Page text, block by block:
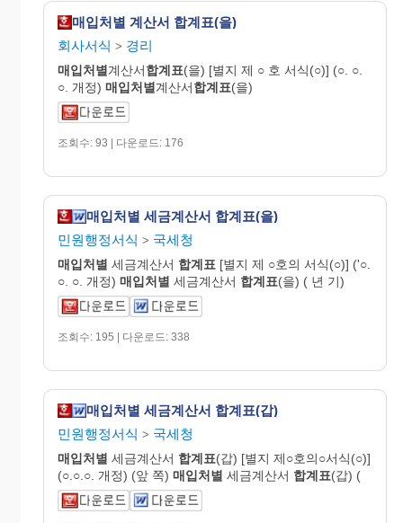
매입처별 계산서 합계표(을)
회사서식 > 경리
매입처별계산서합계표(을) [별지 제 ○ 호 서식(○)] (○. ○.
○. 개정) 매입처별계산서합계표(을)
조회수: 93 | 다운로드: 176
매입처별 세금계산서 합계표(을)
민원행정서식 > 국세청
매입처별 세금계산서 합계표 [별지 제 ○호의 서식(○)] ('○.
○. ○. 개정) 매입처별 세금계산서 합계표(을) ( 년 기)
조회수: 195 | 다운로드: 338
매입처별 세금계산서 합계표(갑)
민원행정서식 > 국세청
매입처별 세금계산서 합계표(갑) [별지 제○호의○서식(○)]
(○.○.○. 개정) (앞 쪽) 매입처별 세금계산서 합계표(갑) (